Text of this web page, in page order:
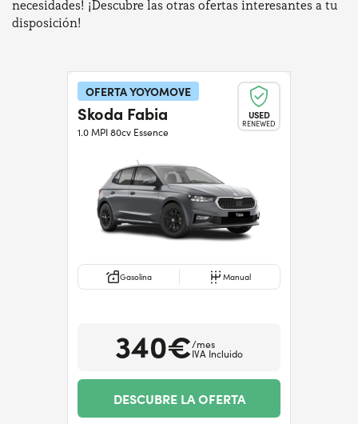
necesidades! ¡Descubre las otras ofertas interesantes a tu
disposición!
OFERTA YOYOMOVE
USED
RENEWED
Skoda Fabia
1.0 MPI 80cv Essence
Gasolina Manual
340€/mes
IVA Incluido
DESCUBRE LA OFERTA